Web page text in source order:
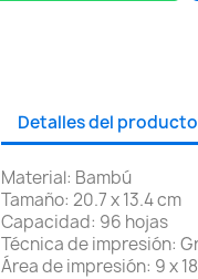
Detalles del producto
Material: Bambú
Tamaño: 20.7 x 13.4 cm
Capacidad: 96 hojas
Técnica de impresión:
Área de impresión: 9 x